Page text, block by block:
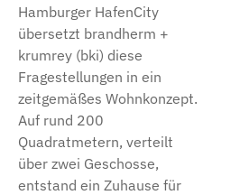
Hamburger HafenCity
übersetzt brandherm +
krumrey (bki) diese
Fragestellungen in ein
zeitgemäßes Wohnkonzept.
Auf rund 200
Quadratmetern, verteilt
über zwei Geschosse,
entstand ein Zuhause für